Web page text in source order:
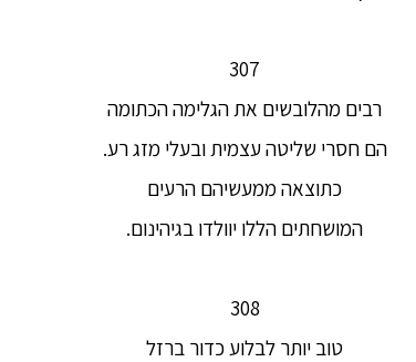
307
רבים מהלובשים את הגלימה הכתומה
הם חסרי שליטה עצמית ובעלי מזג רע.
כתוצאה ממעשיהם הרעים
המושחתים הללו יוולדו בגיהינום.
308
טוב יותר לבלוע כדור ברזל